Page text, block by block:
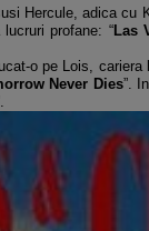
Hercule, adica cu
profane: “Las
o pe Lois, cariera
Never Dies”.